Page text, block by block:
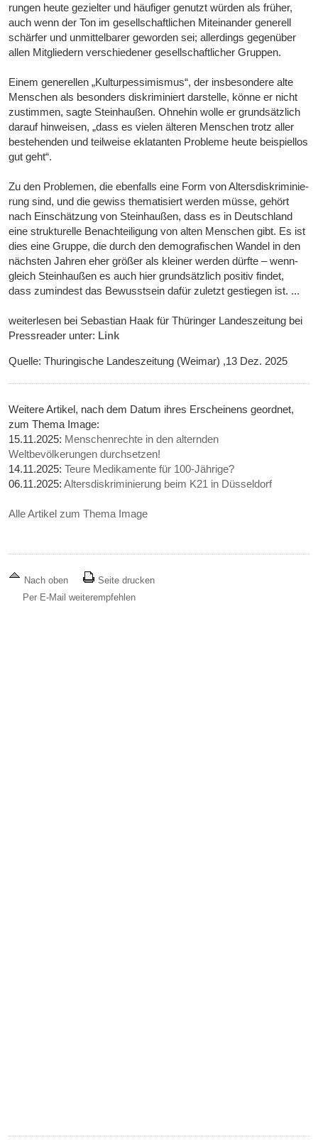
run­gen heute geziel­ter und häu­fi­ger genutzt wür­den als frü­her,
auch wenn der Ton im gesell­schaft­li­chen Mit­ein­an­der gene­rell
schär­fer und unmit­tel­ba­rer gewor­den sei; aller­dings gegen­über
allen Mit­glie­dern ver­schie­de­ner gesell­schaft­li­cher Grup­pen.
Einem gene­rel­len „Kul­tur­pes­si­mis­mus“, der ins­be­son­dere alte
Men­schen als beson­ders dis­kri­mi­niert dar­stelle, könne er nicht
zustim­men, sagte Stein­hau­ßen. Ohne­hin wolle er grund­sätz­lich
dar­auf hin­wei­sen, „dass es vie­len älte­ren Men­schen trotz aller
beste­hen­den und teil­weise ekla­tan­ten Pro­bleme heute bei­spiel­los
gut geht“.
Zu den Pro­ble­men, die eben­falls eine Form von Alters­dis­kri­mi­nie­
rung sind, und die gewiss the­ma­ti­siert wer­den müsse, gehört
nach Ein­schät­zung von Stein­hau­ßen, dass es in Deutsch­land
eine struk­tu­relle Benach­tei­li­gung von alten Men­schen gibt. Es ist
dies eine Gruppe, die durch den demo­gra­fi­schen Wan­del in den
näch­sten Jah­ren eher grö­ßer als klei­ner wer­den dürfte – wenn­
gleich Stein­hau­ßen es auch hier grund­sätz­lich posi­tiv fin­det,
dass zumin­dest das Bewusst­sein dafür zuletzt gestie­gen ist. ...
weiterlesen bei Sebastian Haak für Thüringer Landeszeitung bei
Pressreader unter: Link
Quelle: Thuringische Landeszeitung (Weimar) ,13 Dez. 2025
Weitere Artikel, nach dem Datum ihres Erscheinens geordnet,
zum Thema Image:
15.11.2025: Menschenrechte in den alternden
Weltbevölkerungen durchsetzen!
14.11.2025:Teure Medikamente für 100-Jährige?
06.11.2025:Altersdiskriminierung beim K21 in Düsseldorf
Alle Artikel zum Thema Image
Nach oben
Seite drucken
Per E-Mail weiterempfehlen